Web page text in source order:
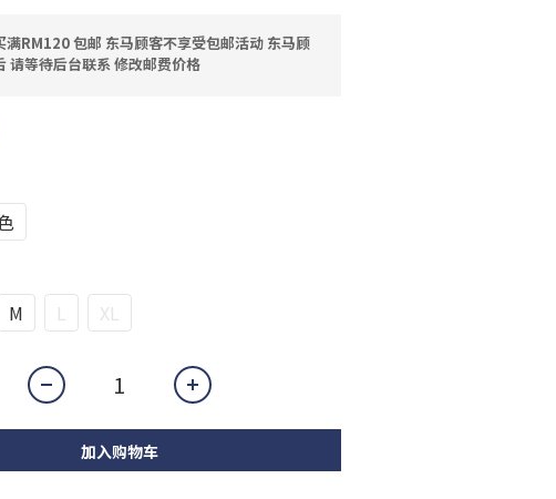
满RM120 包邮 东马顾客不享受包邮活动 东马顾
请等待后台联系 修改邮费价格
M L XL
加入购物车